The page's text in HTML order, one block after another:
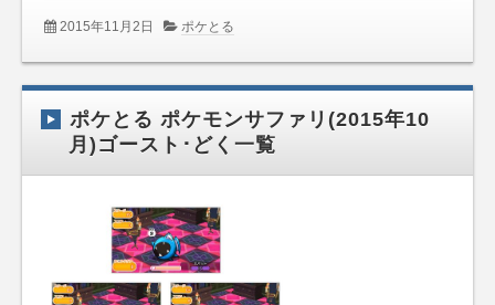
2015年11月2日 ポケとる
ポケとる ポケモンサファリ(2015年10
月)ゴースト･どく一覧